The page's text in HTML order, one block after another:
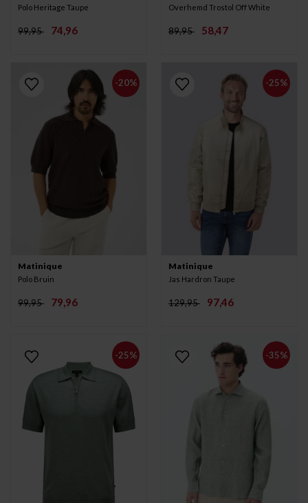
Polo Heritage Taupe
99,95 74,96
Overhemd Trostol Off White
89,95 58,47
-20%
Matinique
Polo Bruin
99,95 79,96
-25%
Matinique
Jas Hardron Taupe
129,95 97,46
-25% -35%